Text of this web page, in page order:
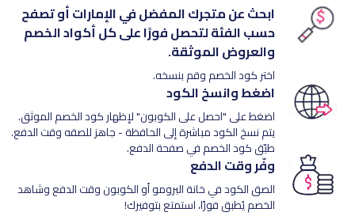
ابحث عن متجرك المفضل في الإمارات أو تصفح
حسب الفئة لتحصل فورًا على كل أكواد الخصم
والعروض الموثقة.
اختر كود الخصم وقم بنسخه.
اضغط وانسخ الكود
اضغط على "احصل على الكوبون" لإظهار كود الخصم الموثق.
يتم نسخ الكود مباشرة إلى الحافظة - جاهز للصقه وقت الدفع.
طبّق كود الخصم في صفحة الدفع.
وفّر وقت الدفع
الصق الكود في خانة البرومو أو الكوبون وقت الدفع وشاهد
الخصم يُطبق فورًا، استمتع بتوفيرك!